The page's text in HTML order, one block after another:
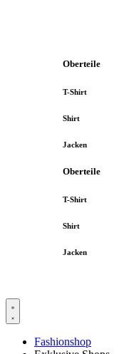
Oberteile
T-Shirt
Shirt
Jacken
Oberteile
T-Shirt
Shirt
Jacken
Fashionshop